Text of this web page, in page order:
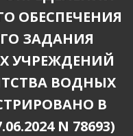
ОБЕСПЕЧЕНИЯ
ЗАДАНИЯ
УЧРЕЖДЕНИЙ
ВОДНЫХ
В
N 78693)